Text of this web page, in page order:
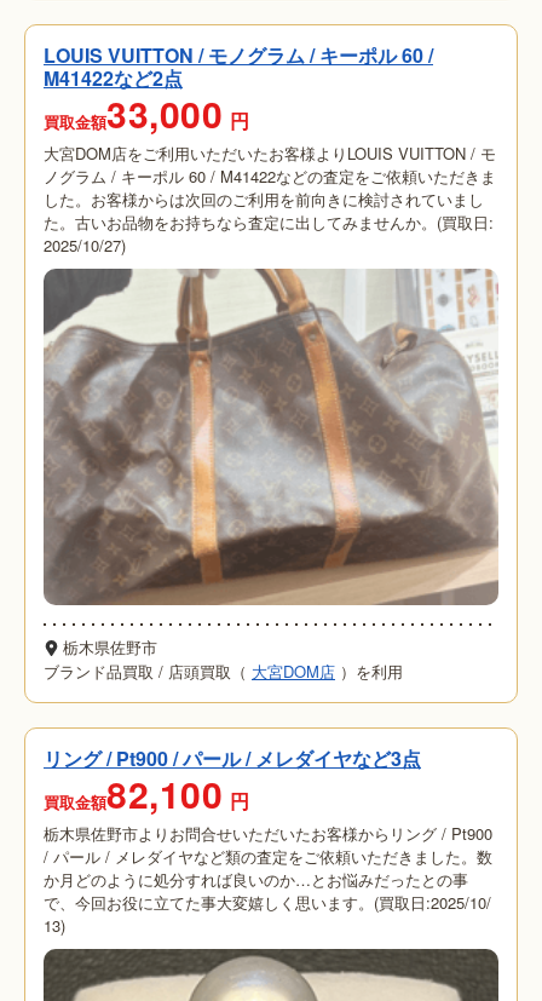
LOUIS VUITTON / モノグラム / キーポル 60 /
M41422など2点
買取金額33,000 円
大宮DOM店をご利用いただいたお客様よりLOUIS VUITTON / モ
ノグラム / キーポル 60 / M41422などの査定をご依頼いただきま
した。お客様からは次回のご利用を前向きに検討されていまし
た。古いお品物をお持ちなら査定に出してみませんか。(買取日:
2025/10/27)
栃木県佐野市
ブランド品買取 / 店頭買取（ 大宮DOM店 ）を利用
リング / Pt900 / パール / メレダイヤなど3点
買取金額82,100 円
栃木県佐野市よりお問合せいただいたお客様からリング / Pt900
/ パール / メレダイヤなど類の査定をご依頼いただきました。数
か月どのように処分すれば良いのか…とお悩みだったとの事
で、今回お役に立てた事大変嬉しく思います。(買取日:2025/10/
13)